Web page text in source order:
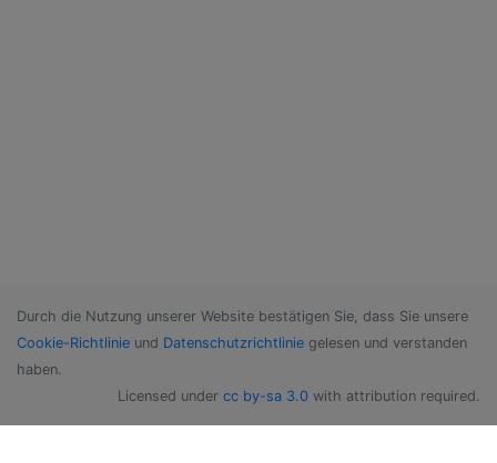
Durch die Nutzung unserer Website bestätigen Sie, dass Sie unsere
Cookie-Richtlinie und Datenschutzrichtlinie gelesen und verstanden
haben.
Licensed under cc by-sa 3.0 with attribution required.